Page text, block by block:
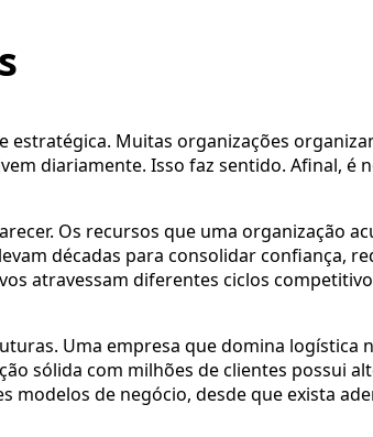
Muitas organizações
diariamente. Isso faz sentido. Afinal, é
Os recursos que uma organização
décadas para consolidar confiança,
atravessam diferentes ciclos
Uma empresa que domina logística
sólida com milhões de clientes possui
de negócio, desde que exista